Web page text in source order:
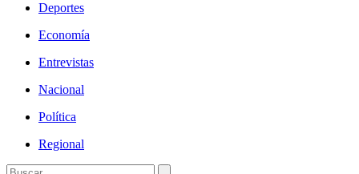
Deportes
Economía
Entrevistas
Nacional
Política
Regional